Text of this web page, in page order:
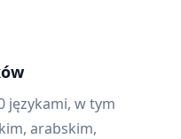
językami, w tym
arabskim,